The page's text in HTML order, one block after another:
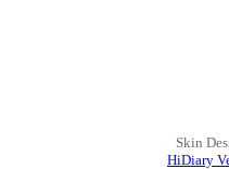
Skin
HiDiary